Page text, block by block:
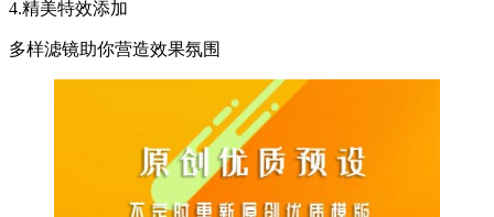
4.精美特效添加
多样滤镜助你营造效果氛围